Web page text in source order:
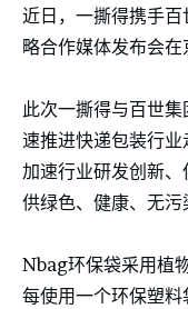
近日，一撕得携手
略合作媒体发布会在
此次一撕得与百世
速推进快递包装行业
加速行业研发创新
供绿色、健康、无污
Nbag环保袋采用植
每使用一个环保塑